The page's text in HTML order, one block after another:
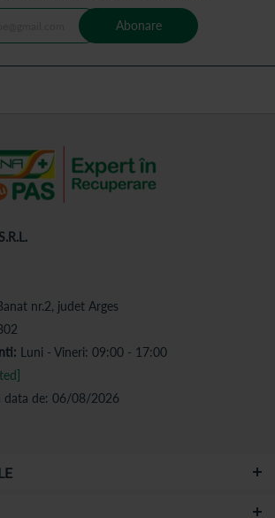
Abonare
nr.2, judet Arges
Luni - Vineri: 09:00 - 17:00
data de: 06/08/2026